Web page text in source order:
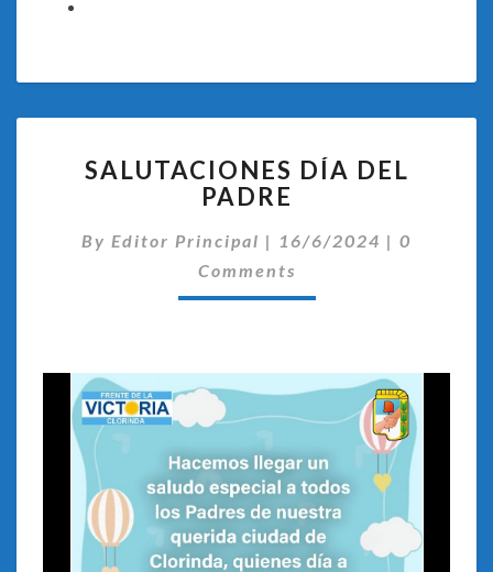
DÍA
DEL
SALUTACIONES DÍA DEL
PADRE
By Editor Principal | 16/6/2024 | 0
Comments